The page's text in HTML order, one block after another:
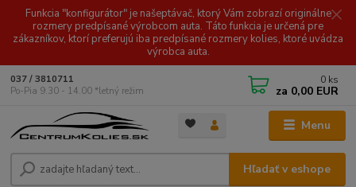
Funkcia "konfigurátor" je našeptávač, ktorý Vám zobrazí originálne
rozmery predpísané výrobcom auta. Táto funkcia je určená pre
zákazníkov, ktorí preferujú iba predpísané rozmery kolies, ktoré uvádza
výrobca auta.
Menu
Hľadať v eshope
037 / 3810711
Po-Pia 9.30 - 14.00 *letný režim
0 ks
za 0,00 EUR